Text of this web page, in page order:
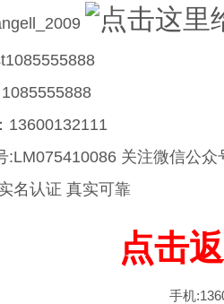
13600132111
:LM075410086 关注微信公
名认证 真实可靠
点击
手机